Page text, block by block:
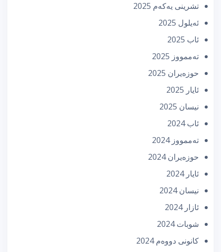
تشرینی یه‌كه‌م 2025
ئه‌یلول 2025
ئاب 2025
تەممووز 2025
حوزه‌یران 2025
ئایار 2025
نیسان 2025
ئاب 2024
تەممووز 2024
حوزه‌یران 2024
ئایار 2024
نیسان 2024
ئازار 2024
شوبات 2024
كانونی دووه‌م 2024